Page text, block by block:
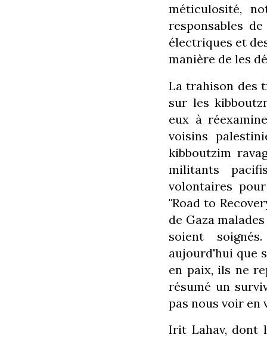
méticulosité,
responsables
électriques et
manière de les
La trahison des
sur les
eux à
voisins
kibboutzim
militants
volontaires
"Road to
de Gaza
soient
aujourd'hui que
en paix, ils ne
résumé un
pas nous voir en
Irit Lahav, dont